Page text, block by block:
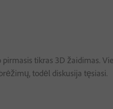
tikras 3D žaidimas.
todėl diskusija tęsiasi.